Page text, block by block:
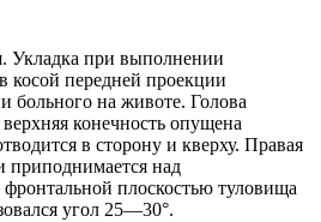
Укладка при выполнении
косой передней проекции
больного на животе. Голова
конечность опущена
в сторону и кверху. Правая
приподнимается над
плоскостью туловища
угол 25—30°.